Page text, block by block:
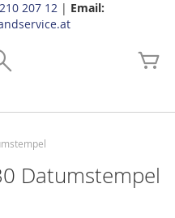
207 12| Email:
springen
Datumstempel